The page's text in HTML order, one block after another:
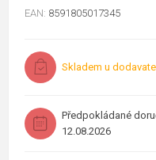
EAN: 8591805017345
Skladem u
Předpokládané
12.08.2026